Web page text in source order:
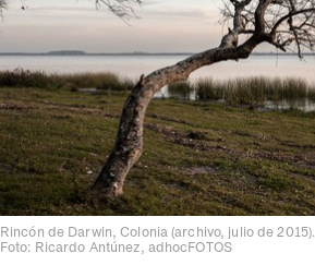
Rincón de Darwin, Colonia (archivo, julio de 2015).
Foto: Ricardo Antúnez, adhocFOTOS